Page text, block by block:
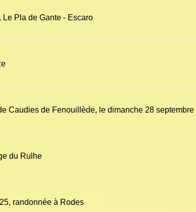
Pla de Gante - Escaro
Caudies de Fenouillède, le dimanche 28 septembre
du Rulhe
randonnée à Rodes